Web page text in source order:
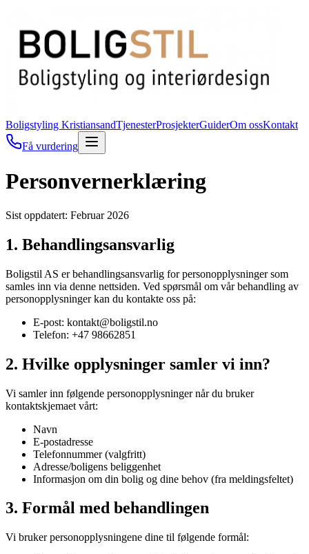
Boligstyling KristiansandTjenesterProsjekterGuiderOm ossKontakt
Få vurdering
Personvernerklæring
Sist oppdatert: Februar 2026
1. Behandlingsansvarlig
Boligstil AS er behandlingsansvarlig for personopplysninger som
samles inn via denne nettsiden. Ved spørsmål om vår behandling av
personopplysninger kan du kontakte oss på:
E-post: kontakt@boligstil.no
Telefon: +47 98662851
2. Hvilke opplysninger samler vi inn?
Vi samler inn følgende personopplysninger når du bruker
kontaktskjemaet vårt:
Navn
E-postadresse
Telefonnummer (valgfritt)
Adresse/boligens beliggenhet
Informasjon om din bolig og dine behov (fra meldingsfeltet)
3. Formål med behandlingen
Vi bruker personopplysningene dine til følgende formål: